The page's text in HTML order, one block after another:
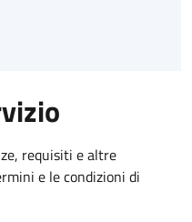
requisiti e altre
e le condizioni di